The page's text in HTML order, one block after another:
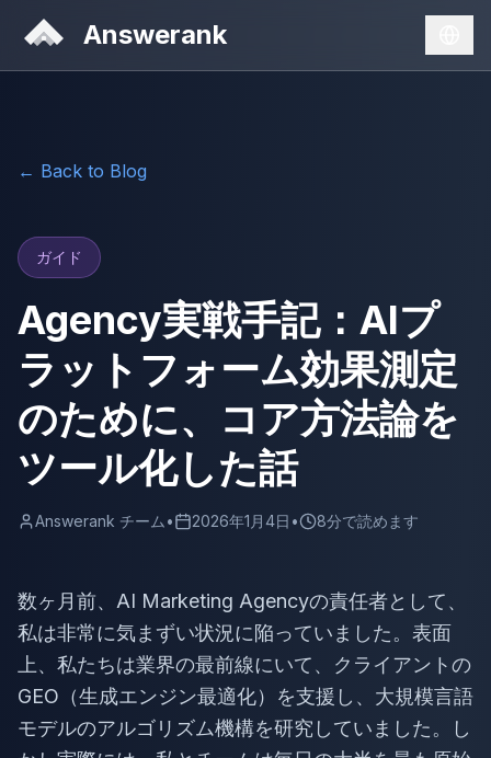
Answerank
← Back to Blog
ガイド
Agency実戦手記：AIプ
ラットフォーム効果測定
のために、コア方法論を
ツール化した話
Answerank チーム • 2026年1月4日 • 8分で読めます
数ヶ月前、AI Marketing Agencyの責任者として、
私は非常に気まずい状況に陥っていました。表面
上、私たちは業界の最前線にいて、クライアントの
GEO（生成エンジン最適化）を支援し、大規模言語
モデルのアルゴリズム機構を研究していました。し